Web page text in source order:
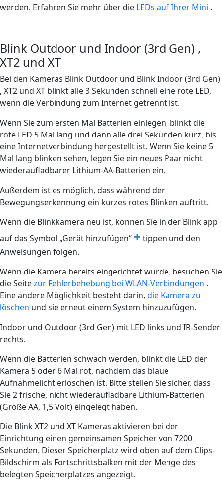
werden. Erfahren Sie mehr über die LEDs auf Ihrer Mini .
Blink Outdoor und Indoor (3rd Gen) ,
XT2 und XT
Bei den Kameras Blink Outdoor und Blink Indoor (3rd Gen)
, XT2 und XT blinkt alle 3 Sekunden schnell eine rote LED,
wenn die Verbindung zum Internet getrennt ist.
Wenn Sie zum ersten Mal Batterien einlegen, blinkt die
rote LED 5 Mal lang und dann alle drei Sekunden kurz, bis
eine Internetverbindung hergestellt ist. Wenn Sie keine 5
Mal lang blinken sehen, legen Sie ein neues Paar nicht
wiederaufladbarer Lithium-AA-Batterien ein.
Außerdem ist es möglich, dass während der
Bewegungserkennung ein kurzes rotes Blinken auftritt.
Wenn die Blinkkamera neu ist, können Sie in der Blink app
auf das Symbol „Gerät hinzufügen“ + tippen und den
Anweisungen folgen.
Wenn die Kamera bereits eingerichtet wurde, besuchen Sie
die Seitezur Fehlerbehebung bei WLAN-Verbindungen .
Eine andere Möglichkeit besteht darin, die Kamera zu
löschen und sie erneut einem System hinzuzufügen.
Indoor und Outdoor (3rd Gen) mit LED links und IR-Sender
rechts.
Wenn die Batterien schwach werden, blinkt die LED der
Kamera 5 oder 6 Mal rot, nachdem das blaue
Aufnahmelicht erloschen ist. Bitte stellen Sie sicher, dass
Sie 2 frische, nicht wiederaufladbare Lithium-Batterien
(Größe AA, 1,5 Volt) eingelegt haben.
Die Blink XT2 und XT Kameras aktivieren bei der
Einrichtung einen gemeinsamen Speicher von 7200
Sekunden. Dieser Speicherplatz wird oben auf dem Clips-
Bildschirm als Fortschrittsbalken mit der Menge des
belegten Speicherplatzes angezeigt.